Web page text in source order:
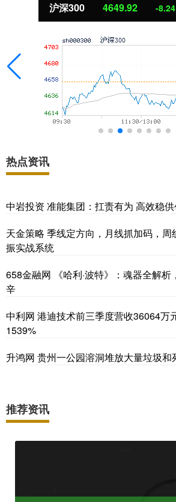
北证50 1121.29 1.83
热点资讯
中岩投资 准能集团：扛责有为 高效稳
天金策略 季线定方向，月线抓加码，
振实战系统
658金融网 《哈利·波特》：魂器全解
辛
中利网 港迪技术前三季度营收36064万
1539%
升鸿网 贵州一公园溶洞堆放大量垃圾和
推荐资讯